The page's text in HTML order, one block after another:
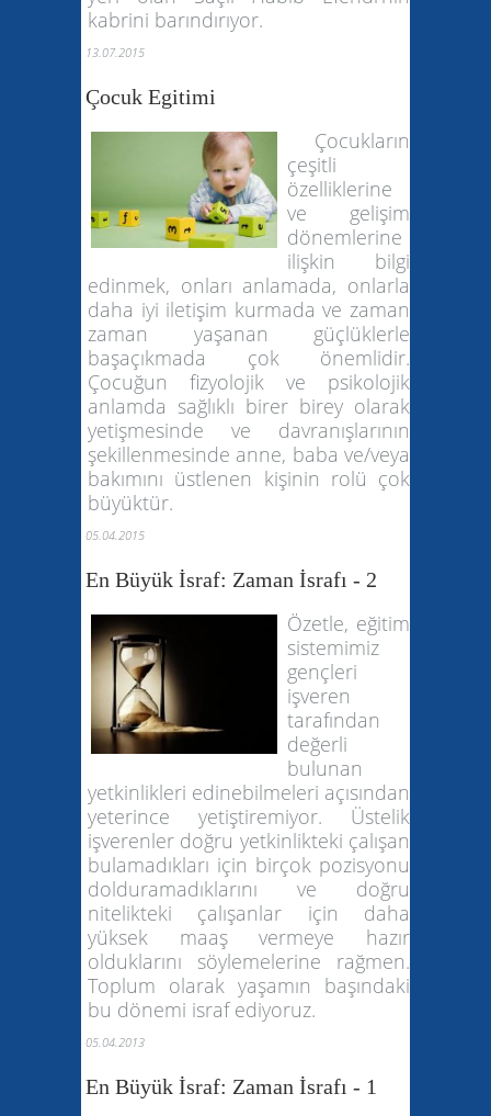
kabrini barındırıyor.
13.07.2015
Çocuk Egitimi
Çocukların
çeşitli
özelliklerine
ve gelişim
dönemlerine
ilişkin bilgi
edinmek, onları anlamada, onlarla
daha iyi iletişim kurmada ve zaman
zaman yaşanan güçlüklerle
başaçıkmada çok önemlidir.
Çocuğun fizyolojik ve psikolojik
anlamda sağlıklı birer birey olarak
yetişmesinde ve davranışlarının
şekillenmesinde anne, baba ve/veya
bakımını üstlenen kişinin rolü çok
büyüktür.
05.04.2015
En Büyük İsraf: Zaman İsrafı - 2
Özetle, eğitim
sistemimiz
gençleri
işveren
tarafından
değerli
bulunan
yetkinlikleri edinebilmeleri açısından
yeterince yetiştiremiyor. Üstelik
işverenler doğru yetkinlikteki çalışan
bulamadıkları için birçok pozisyonu
dolduramadıklarını ve doğru
nitelikteki çalışanlar için daha
yüksek maaş vermeye hazır
olduklarını söylemelerine rağmen.
Toplum olarak yaşamın başındaki
bu dönemi israf ediyoruz.
05.04.2013
En Büyük İsraf: Zaman İsrafı - 1